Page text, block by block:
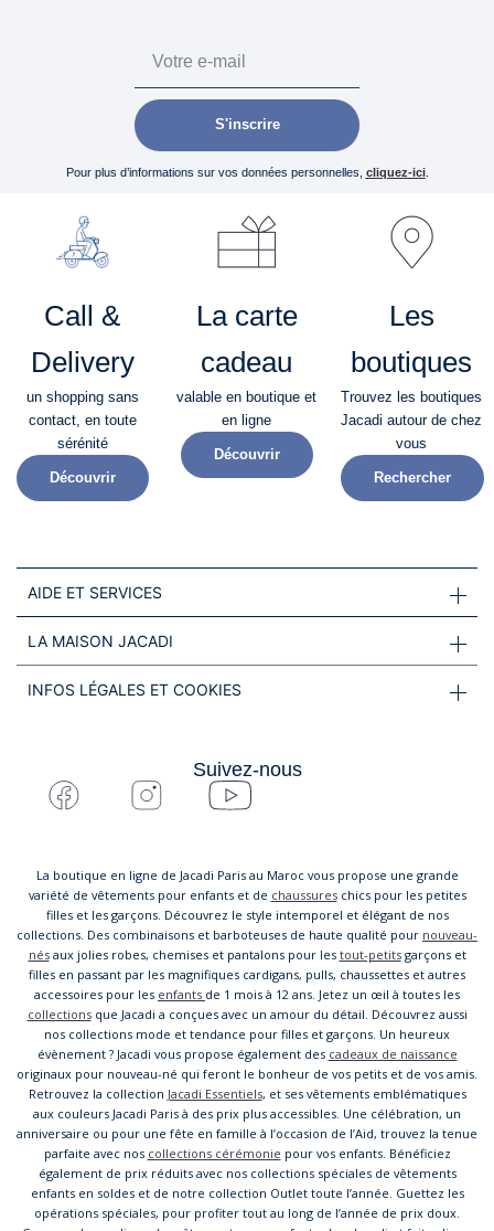
S'inscrire
Pour plus d’informations sur vos données personnelles, cliquez-ici.
Call &
Delivery
un shopping sans
contact, en toute
sérénité​
Découvrir
La carte
cadeau
valable en boutique et
en ligne
Découvrir
Les
boutiques
Trouvez les boutiques
Jacadi autour de chez
vous
Rechercher
AIDE ET SERVICES
LA MAISON JACADI
INFOS LÉGALES ET COOKIES
Suivez-nous
La boutique en ligne de Jacadi Paris au Maroc vous propose une grande
variété de vêtements pour enfants et de chaussureschics pour les petites
filles et les garçons. Découvrez le style intemporel et élégant de nos
collections. Des combinaisons et barboteuses de haute qualité pour nouveau-
nésaux jolies robes, chemises et pantalons pour les tout-petitsgarçons et
filles en passant par les magnifiques cardigans, pulls, chaussettes et autres
accessoires pour les enfants de 1 mois à 12 ans. Jetez un œil à toutes les
collectionsque Jacadi a conçues avec un amour du détail. Découvrez aussi
nos collections mode et tendance pour filles et garçons. Un heureux
évènement ? Jacadi vous propose également des cadeaux de naissance
originaux pour nouveau-né qui feront le bonheur de vos petits et de vos amis.
Retrouvez la collection Jacadi Essentiels, et ses vêtements emblématiques
aux couleurs Jacadi Paris à des prix plus accessibles. Une célébration, un
anniversaire ou pour une fête en famille à l’occasion de l’Aid, trouvez la tenue
parfaite avec nos collections cérémonie pour vos enfants. Bénéficiez
également de prix réduits avec nos collections spéciales de vêtements
enfants en soldes et de notre collection Outlet toute l’année. Guettez les
opérations spéciales, pour profiter tout au long de l’année de prix doux.